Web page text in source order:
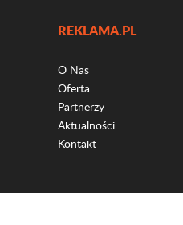
REKLAMA.PL
O Nas
Oferta
Partnerzy
Aktualności
Kontakt